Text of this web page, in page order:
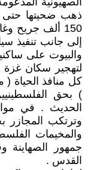
150 ألف جريح
إلى جانب تنفيذ
والبيوت على
لتهجير سكان
كل منافذ
) بحق
الحديث . في
وترتكب المجازر
والمخيمات
جمهور الصهاينة
القدس .